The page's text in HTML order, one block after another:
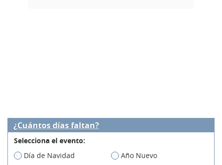
¿Cuántos días faltan?
Selecciona el evento:
Día de Navidad
Año Nuevo